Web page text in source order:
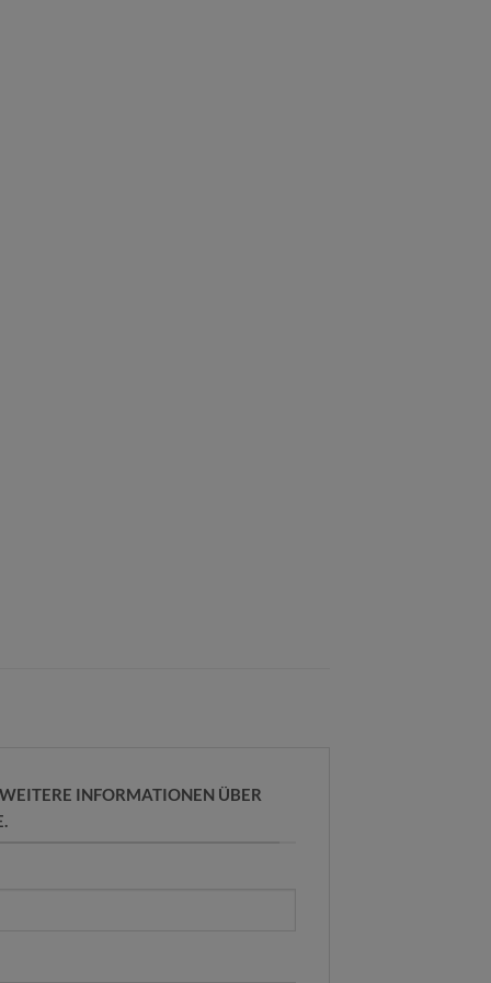
INFORMATIONEN ÜBER